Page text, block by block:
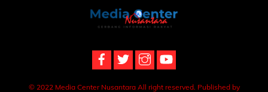
Back
To
© 2022 Media Center Nusantara All right reserved. Published by